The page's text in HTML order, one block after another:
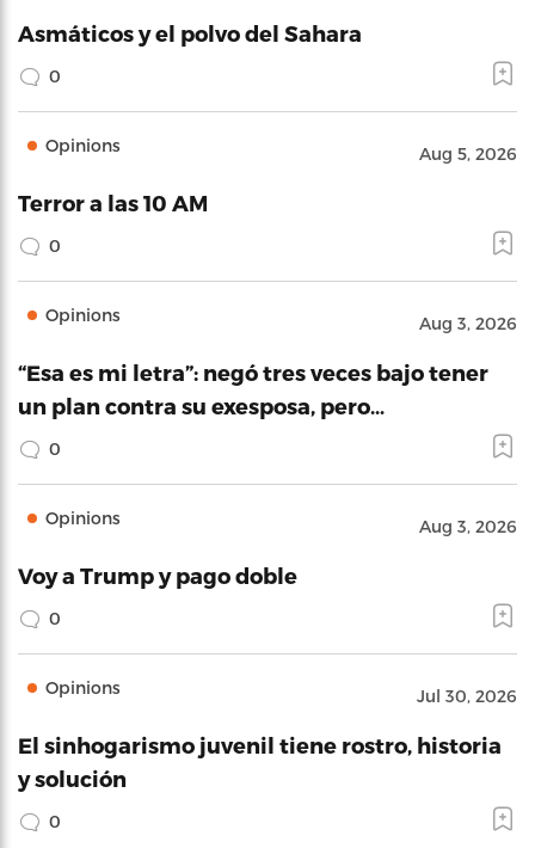
Asmáticos y el polvo del Sahara
0
Opinions Aug 5, 2026
Terror a las 10 AM
0
Opinions Aug 3, 2026
“Esa es mi letra”: negó tres veces bajo tener
un plan contra su exesposa, pero…
0
Opinions Aug 3, 2026
Voy a Trump y pago doble
0
Opinions Jul 30, 2026
El sinhogarismo juvenil tiene rostro, historia
y solución
0